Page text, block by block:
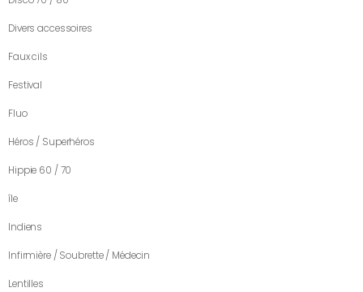
Divers accessoires
Faux cils
Festival
Fluo
Héros / Superhéros
Hippie 60 / 70
île
Indiens
Infirmière / Soubrette / Médecin
Lentilles